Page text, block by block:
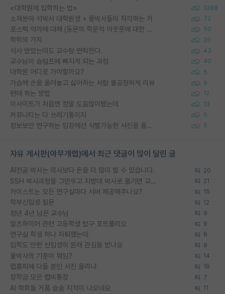
<대학원에 입학하는 법> 1388
소재분야 석박사 대학원생 + 물박사들이 착각하는 거 72
포스텍 억까에 대해 (동문의 학문적 아웃풋에 대한 반박) 50
학위의 가치 20
석사 받았는데도 교수랑 연락한다. 43
교수님이 슬럼프에 빠지게 되는 과정 40
대학원 어디로 가야할까요? 5
가슴에 손을 올려놓고 싫어하는 사람 불공정하게 리뷰 9
편애 하는 방법 12
이사이트가 처음엔 정말 도움많이됐는데 13
커뮤니티는 다 쓰레기통이지 5
정보보안 연구하는 입장에선 식별가능한 사진을 올리는건 비추이긴함 5
자유 게시판(아무개랩)에서 최근 댓글이 많이 달린 글
AI전공 박사는 의사보다 돈을 더 많이 벌 수 있습니다. 20
SSH 박사과정을 그만두고 지방대 박사로 옮기면 교수의 꿈은 끝일까요? 21
카이스트는 모든 연구실마다 서버 제공해주나요? 15
학부신입생 질문 12
정년 4년 남은 교수님 9
알츠하이머 관련 고등학생 탐구 포트폴리오 9
연구실 학생 하나 자퇴했는데 8
입학도 안한 신입생이 원래 관심을 받나요 8
물박사의 기준이 뭐임? 14
랩홈피에 다들 본인 사진 올리냐 19
장학금 모은 랩비통장 7
AI 학회들 거품 슬슬 지적이 나오네요 11